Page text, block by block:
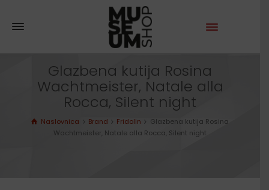
Glazbena kutija Rosina
Wachtmeister, Natale alla
Rocca, Silent night
Naslovnica Brand Fridolin
Glazbena kutija Rosina
Wachtmeister, Natale alla Rocca, Silent night